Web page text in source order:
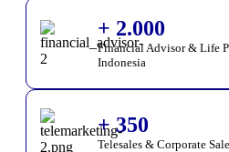
+ 2.000
Financial Advisor & Life
Indonesia
+ 350
Telesales & Corporate